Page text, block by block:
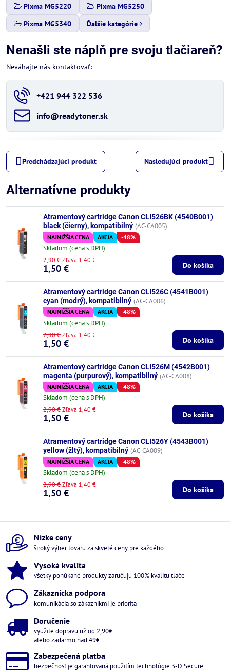
Pixma MG5220
Pixma MG5250
Pixma MG5340
Ďalšie kategórie
Nenašli ste náplň pre svoju tlačiareň?
Neváhajte nás kontaktovať:
+421 944 322 536
info​@readytoner​.sk
Predchádzajúci produkt Nasledujúci produkt
Alternatívne produkty
Atramentový cartridge Canon CLI526BK (4540B001)
black (čierny), kompatibilný (AC-CA005)
NAJNIŽŠIA CENA AKCIA -48%
Skladom (cena s DPH)
1,50 €
2,90 € Zľava 1,40 €
Do košíka
Atramentový cartridge Canon CLI526C (4541B001)
cyan (modrý), kompatibilný (AC-CA006)
NAJNIŽŠIA CENA AKCIA -48%
Skladom (cena s DPH)
1,50 €
2,90 € Zľava 1,40 €
Do košíka
Atramentový cartridge Canon CLI526M (4542B001)
magenta (purpurový), kompatibilný (AC-CA008)
NAJNIŽŠIA CENA AKCIA -48%
Skladom (cena s DPH)
1,50 €
2,90 € Zľava 1,40 €
Do košíka
Atramentový cartridge Canon CLI526Y (4543B001)
yellow (žltý), kompatibilný (AC-CA009)
NAJNIŽŠIA CENA AKCIA -48%
Skladom (cena s DPH)
1,50 €
2,90 € Zľava 1,40 €
Do košíka
Nízke ceny
široký výber tovaru za skvelé ceny pre každého
Vysoká kvalita
všetky ponúkané produkty zaručujú 100% kvalitu tlače
Zákaznícka podpora
komunikácia so zákazníkmi je priorita
Doručenie
využite dopravu už od 2,90€
alebo zadarmo nad 49€
Zabezpečená platba
bezpečnosť je garantovaná použitím technológie 3-D Secure